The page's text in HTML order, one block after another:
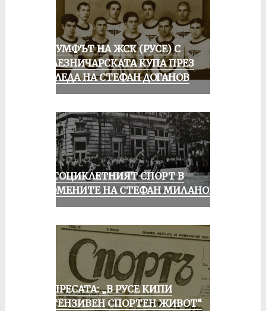
ТРИУМФЪТ НА ЖСК (РУСЕ) С
ЖЕЛЕЗНИЧАРСКАТА КУПА ПРЕЗ
ПОГЛЕДА НА СТЕФАН ДОГАНОВ
МОТОЦИКЛЕТНИЯТ СПОРТ В
СПОМЕНИТЕ НА СТЕФАН МИЛАНОВ
ОТ ПРЕСАТА: „В РУСЕ КИПИ
ИНТЕНЗИВЕН СПОРТЕН ЖИВОТ“